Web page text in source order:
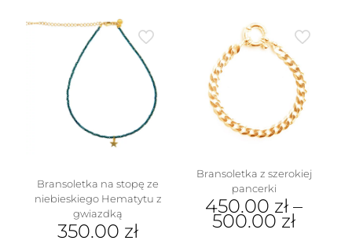
Bransoletka na stopę ze
niebieskiego Hematytu z
gwiazdką
350.00 zł
Bransoletka z szerokiej
pancerki
450.00 zł –
500.00 zł